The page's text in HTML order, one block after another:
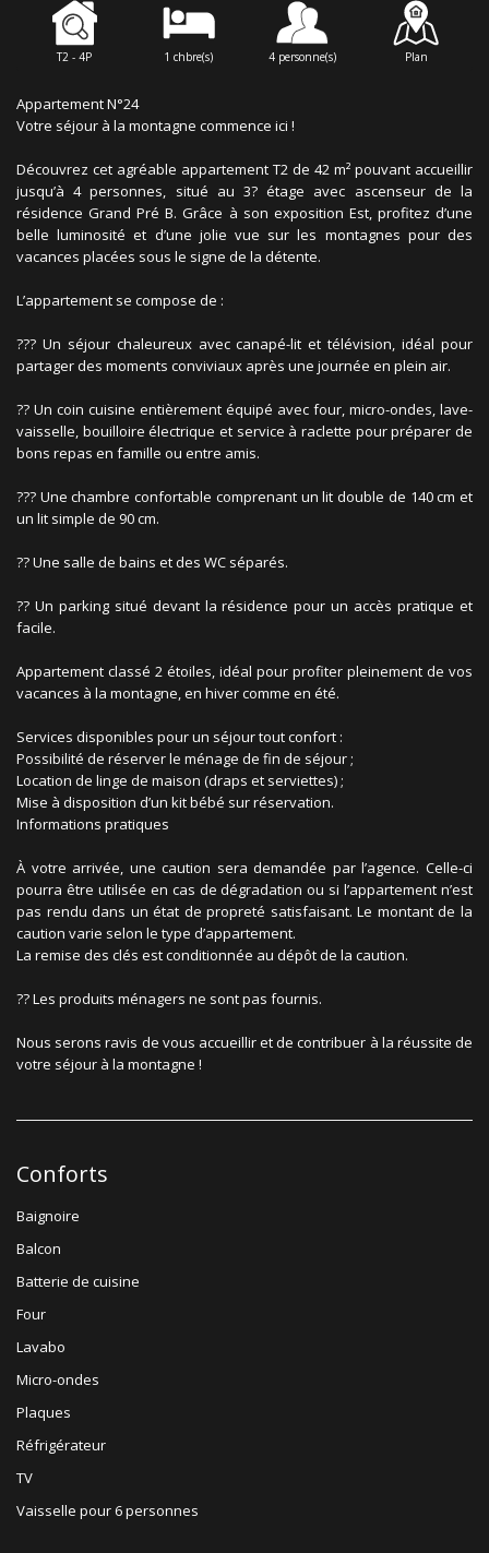
T2 - 4P 1 chbre(s) 4 personne(s) Plan
Appartement N°24
Votre séjour à la montagne commence ici !
Découvrez cet agréable appartement T2 de 42 m² pouvant accueillir
jusqu’à 4 personnes, situé au 3? étage avec ascenseur de la
résidence Grand Pré B. Grâce à son exposition Est, profitez d’une
belle luminosité et d’une jolie vue sur les montagnes pour des
vacances placées sous le signe de la détente.
L’appartement se compose de :
??? Un séjour chaleureux avec canapé-lit et télévision, idéal pour
partager des moments conviviaux après une journée en plein air.
?? Un coin cuisine entièrement équipé avec four, micro-ondes, lave-
vaisselle, bouilloire électrique et service à raclette pour préparer de
bons repas en famille ou entre amis.
??? Une chambre confortable comprenant un lit double de 140 cm et
un lit simple de 90 cm.
?? Une salle de bains et des WC séparés.
?? Un parking situé devant la résidence pour un accès pratique et
facile.
Appartement classé 2 étoiles, idéal pour profiter pleinement de vos
vacances à la montagne, en hiver comme en été.
Services disponibles pour un séjour tout confort :
Possibilité de réserver le ménage de fin de séjour ;
Location de linge de maison (draps et serviettes) ;
Mise à disposition d’un kit bébé sur réservation.
Informations pratiques
À votre arrivée, une caution sera demandée par l’agence. Celle-ci
pourra être utilisée en cas de dégradation ou si l’appartement n’est
pas rendu dans un état de propreté satisfaisant. Le montant de la
caution varie selon le type d’appartement.
La remise des clés est conditionnée au dépôt de la caution.
?? Les produits ménagers ne sont pas fournis.
Nous serons ravis de vous accueillir et de contribuer à la réussite de
votre séjour à la montagne !
Conforts
Baignoire
Balcon
Batterie de cuisine
Four
Lavabo
Micro-ondes
Plaques
Réfrigérateur
TV
Vaisselle pour 6 personnes